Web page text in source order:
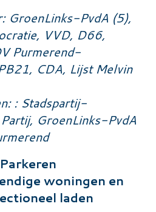
GroenLinks-PvdA (5),
VVD, D66,
Purmerend-
CDA, Lijst Melvin
: Stadspartij-
GroenLinks-PvdA
woningen en
laden